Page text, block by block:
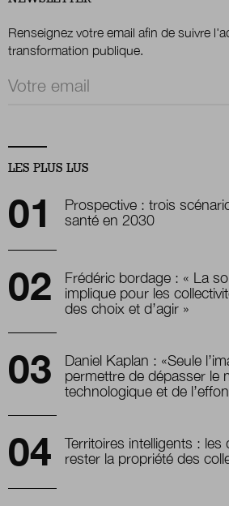
Renseignez votre email afin de suivre
transformation publique.
Email *
LES PLUS LUS
Prospective : trois
santé en 2030
Frédéric bordage : « La
implique pour les
des choix et d’agir »
Daniel Kaplan : «Seule
permettre de dépasser le
technologique et de
Territoires intelligents :
rester la propriété des